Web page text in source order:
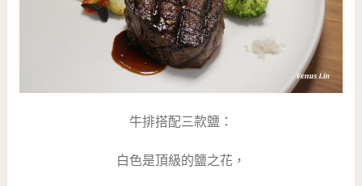
牛排搭配三款鹽：
白色是頂級的鹽之花，